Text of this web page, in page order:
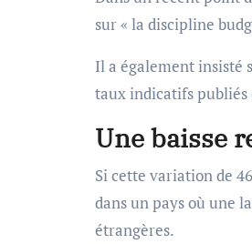
sur « la discipline
Il a également insisté
taux indicatifs publiés
Une baisse
Si cette variation de
dans un pays où une
étrangères.